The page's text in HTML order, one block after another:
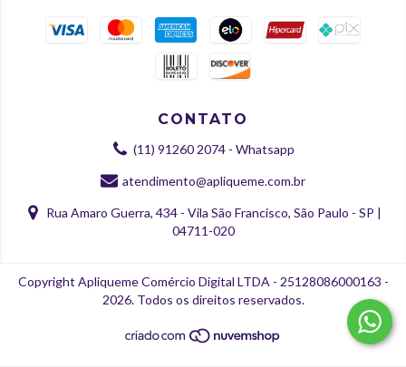
CONTATO
(11) 91260 2074 - Whatsapp
atendimento@apliqueme.com.br
Rua Amaro Guerra, 434 - Vila São Francisco, São Paulo - SP |
04711-020
Copyright Apliqueme Comércio Digital LTDA - 25128086000163 -
2026. Todos os direitos reservados.